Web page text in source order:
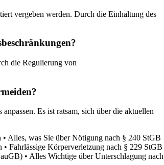
vergeben werden. Durch die Einhaltung des
die Regulierung von
Es ist ratsam, sich über die aktuellen
• Alles, was Sie über Nötigung nach § 240 StGB
• Fahrlässige Körperverletzung nach § 229 StGB
• Alles Wichtige über Unterschlagung nach